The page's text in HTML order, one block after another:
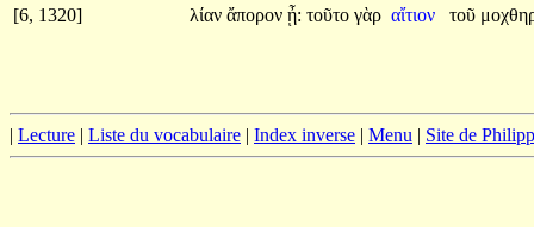
[6, 1320]
λίαν ἄπορον ᾖ: τοῦτο γὰρ αἴτιον τοῦ
| Lecture | Liste du vocabulaire | Index inverse | Menu | Site de